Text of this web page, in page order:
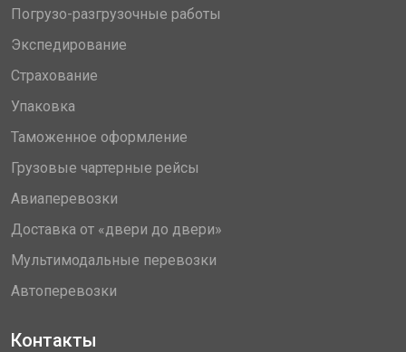
Погрузо-разгрузочные работы
Экспедирование
Страхование
Упаковка
Таможенное оформление
Грузовые чартерные рейсы
Авиаперевозки
Доставка от «двери до двери»
Мультимодальные перевозки
Автоперевозки
Контакты